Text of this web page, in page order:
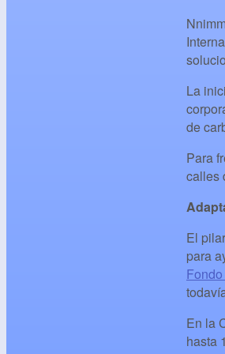
La
de
Para
calles
El
para
En la
hasta